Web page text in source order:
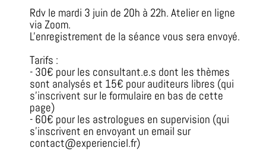
Rdv le mardi 3 juin de 20h à 22h. Atelier en ligne
via Zoom.
L'enregistrement de la séance vous sera envoyé.
Tarifs :
- 30€ pour les consultant.e.s dont les thèmes
sont analysés et 15€ pour auditeurs libres (qui
s'inscrivent sur le formulaire en bas de cette
page)
- 60€ pour les astrologues en supervision (qui
s'inscrivent en envoyant un email sur
contact@experienciel.fr)